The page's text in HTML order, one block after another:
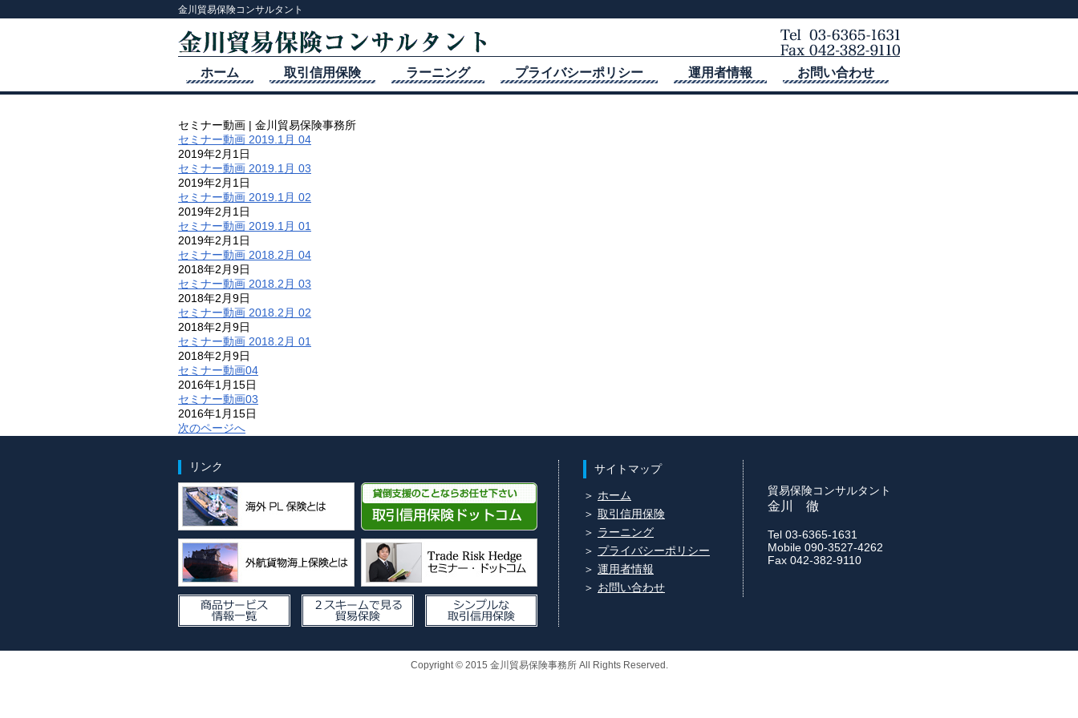
金川貿易保険コンサルタント
ホーム 取引信用保険 ラーニング プライバシーポリシー 運用者情報 お問い合わせ
セミナー動画 | 金川貿易保険事務所
セミナー動画 2019.1月 04
2019年2月1日
セミナー動画 2019.1月 03
2019年2月1日
セミナー動画 2019.1月 02
2019年2月1日
セミナー動画 2019.1月 01
2019年2月1日
セミナー動画 2018.2月 04
2018年2月9日
セミナー動画 2018.2月 03
2018年2月9日
セミナー動画 2018.2月 02
2018年2月9日
セミナー動画 2018.2月 01
2018年2月9日
セミナー動画04
2016年1月15日
セミナー動画03
2016年1月15日
次のページへ
リンク サイトマップ
＞ ホーム
＞ 取引信用保険
＞ ラーニング
＞ プライバシーポリシー
＞ 運用者情報
＞ お問い合わせ
貿易保険コンサルタント
金川 徹
Tel 03-6365-1631
Mobile 090-3527-4262
Fax 042-382-9110
Copyright © 2015 金川貿易保険事務所 All Rights Reserved.